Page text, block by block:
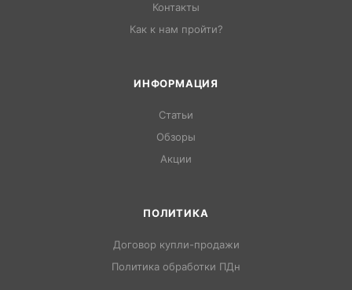
Контакты
Как к нам пройти?
ИНФОРМАЦИЯ
Статьи
Обзоры
Акции
ПОЛИТИКА
Договор купли-продажи
Политика обработки ПДн